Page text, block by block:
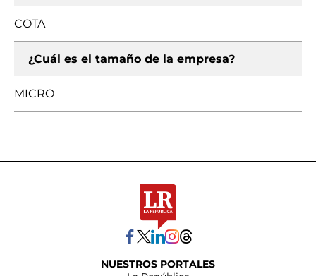
COTA
¿Cuál es el tamaño de la empresa?
MICRO
NUESTROS PORTALES